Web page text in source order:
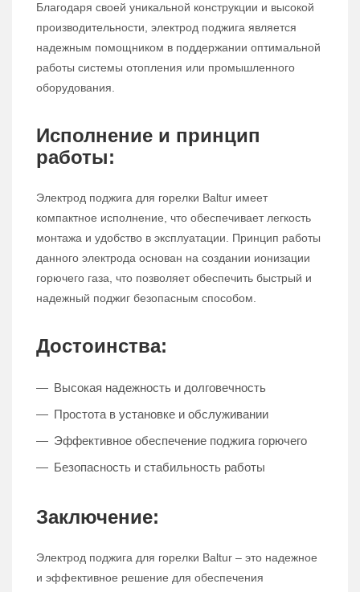
Благодаря своей уникальной конструкции и высокой
производительности, электрод поджига является
надежным помощником в поддержании оптимальной
работы системы отопления или промышленного
оборудования.
Исполнение и принцип
работы:
Электрод поджига для горелки Baltur имеет
компактное исполнение, что обеспечивает легкость
монтажа и удобство в эксплуатации. Принцип работы
данного электрода основан на создании ионизации
горючего газа, что позволяет обеспечить быстрый и
надежный поджиг безопасным способом.
Достоинства:
Высокая надежность и долговечность
Простота в установке и обслуживании
Эффективное обеспечение поджига горючего
Безопасность и стабильность работы
Заключение:
Электрод поджига для горелки Baltur – это надежное
и эффективное решение для обеспечения